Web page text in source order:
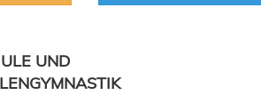
UND